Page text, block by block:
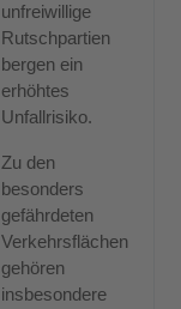
unfreiwillige
Rutschpartien
bergen ein
erhöhtes
Unfallrisiko.
Zu den
besonders
gefährdeten
Verkehrsflächen
gehören
insbesondere